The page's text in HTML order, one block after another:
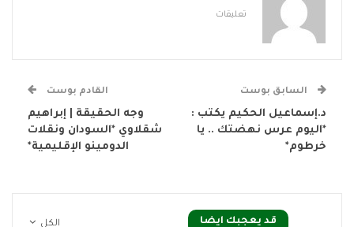
تعليقات
السابق بوست
د.إسماعيل الحكيم يكتب :
*اليوم عرس نهضتك .. يا
خرطوم*
القادم بوست
وجه الحقيقة | إبراهيم
شقلاوي *السودان ونقلات
الدومينو الإقليمية*
الكل قد يعجبك ايضا